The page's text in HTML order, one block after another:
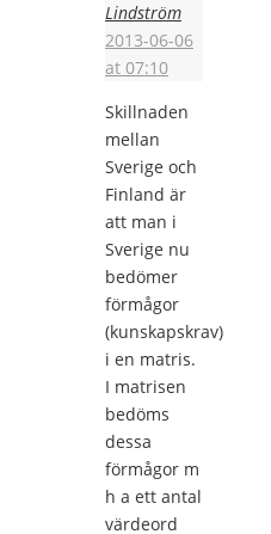
Lindström
2013-06-06
at 07:10
Skillnaden
mellan
Sverige och
Finland är
att man i
Sverige nu
bedömer
förmågor
(kunskapskrav)
i en matris.
I matrisen
bedöms
dessa
förmågor m
h a ett antal
värdeord